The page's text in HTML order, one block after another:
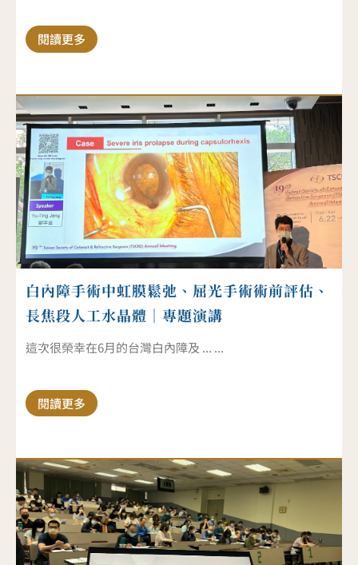
閱讀更多
白內障手術中虹膜鬆弛、屈光手術術前評估、
長焦段人工水晶體｜專題演講
這次很榮幸在6月的台灣白內障及 ... ...
閱讀更多